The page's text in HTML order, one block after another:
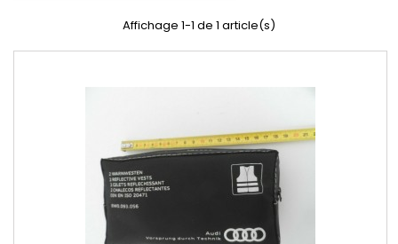
Affichage 1-1 de 1 article(s)